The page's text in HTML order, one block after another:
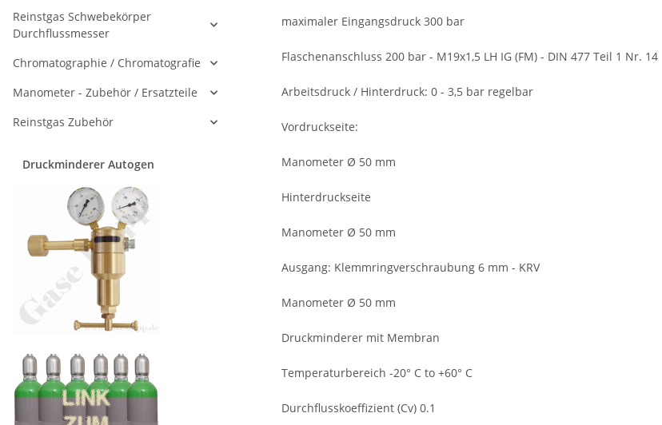
maximaler Eingangsdruck 300 bar
Flaschenanschluss 200 bar - M19x1,5 LH IG (FM) - DIN 477 Teil 1 Nr. 14
Arbeitsdruck / Hinterdruck: 0 - 3,5 bar regelbar
Vordruckseite:
Manometer Ø 50 mm
Hinterdruckseite
Manometer Ø 50 mm
Ausgang: Klemmringverschraubung 6 mm - KRV
Manometer Ø 50 mm
Druckminderer mit Membran
Temperaturbereich -20° C to +60° C
Durchflusskoeffizient (Cv) 0.1
Reinstgas Schwebekörper
Durchflussmesser
Chromatographie / Chromatografie
Manometer - Zubehör / Ersatzteile
Reinstgas Zubehör
Druckminderer Autogen